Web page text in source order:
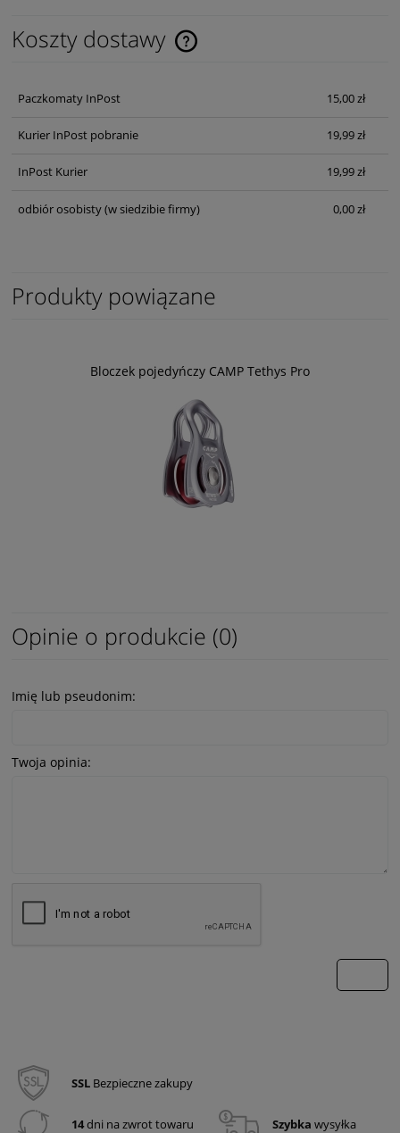
Koszty dostawy
Cena nie zawiera ewentualnych kosztów płatności
Paczkomaty InPost 15,00 zł
Kurier InPost pobranie 19,99 zł
InPost Kurier 19,99 zł
odbiór osobisty(w siedzibie firmy) 0,00 zł
Produkty powiązane
Bloczek pojedyńczy CAMP Tethys Pro
Opinie o produkcie (0)
Imię lub pseudonim:
Twoja opinia:
SSL Bezpieczne zakupy
14dni na zwrot towaru Szybka wysyłka